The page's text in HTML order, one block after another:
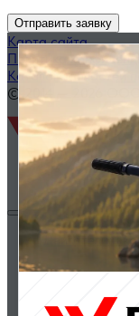
Отправить заявку
Карта сайта
Политика
Каталог запчастей
© 2014 — 2026 ООО
Двигатели и